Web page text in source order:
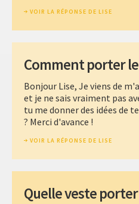
VOIR LA RÉPONSE DE LISE
Comment porter
Bonjour Lise, Je viens de
et je ne sais vraiment pas
tu me donner des idées de
? Merci d'avance !
VOIR LA RÉPONSE DE LISE
Quelle veste